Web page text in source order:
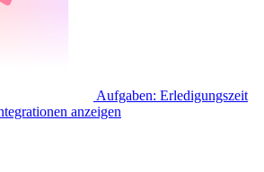
Aufgaben: Erledigungszeit
anzeigen